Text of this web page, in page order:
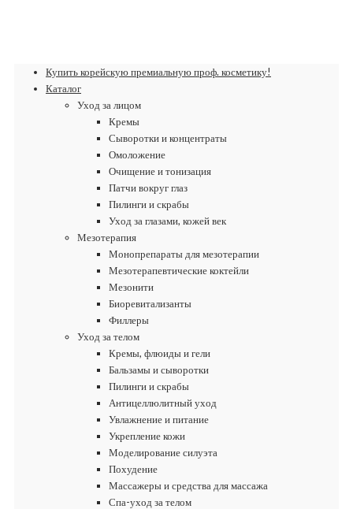
Купить корейскую премиальную проф. косметику!
Каталог
Уход за лицом
Кремы
Сыворотки и концентраты
Омоложение
Очищение и тонизация
Патчи вокруг глаз
Пилинги и скрабы
Уход за глазами, кожей век
Мезотерапия
Монопрепараты для мезотерапии
Мезотерапевтические коктейли
Мезонити
Биоревитализанты
Филлеры
Уход за телом
Кремы, флюиды и гели
Бальзамы и сыворотки
Пилинги и скрабы
Антицеллюлитный уход
Увлажнение и питание
Укрепление кожи
Моделирование силуэта
Похудение
Массажеры и средства для массажа
Спа-уход за телом